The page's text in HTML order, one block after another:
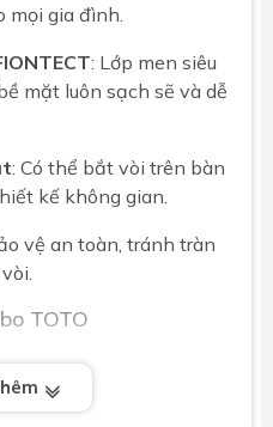
mọi gia đình.
: Lớp men siêu
mặt luôn sạch sẽ và dễ
: Có thể bắt vòi trên bàn
kế không gian.
vệ an toàn, tránh tràn
TOTO